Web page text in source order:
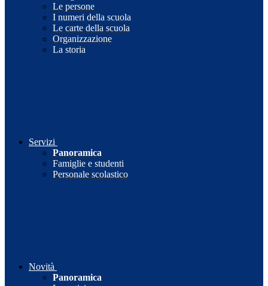
Le persone
I numeri della scuola
Le carte della scuola
Organizzazione
La storia
Servizi
Panoramica
Famiglie e studenti
Personale scolastico
Novità
Panoramica